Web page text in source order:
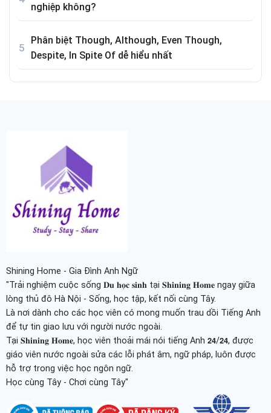
nghiệp không?
Phân biệt Though, Although, Even Though,
Despite, In Spite Of dễ hiểu nhất
Shining Home - Gia Đình Anh Ngữ
"Trải nghiệm cuộc sống 𝐃𝐮 𝐡𝐨̣𝐜 𝐬𝐢𝐧𝐡 tại 𝐒𝐡𝐢𝐧𝐢𝐧𝐠 𝐇𝐨𝐦𝐞 ngay giữa
lòng thủ đô Hà Nội - Sống, học tập, kết nối cùng Tây.
Là nơi dành cho các học viên có mong muốn trau dồi Tiếng Anh
để tự tin giao lưu với người nước ngoài.
Tại 𝐒𝐡𝐢𝐧𝐢𝐧𝐠 𝐇𝐨𝐦𝐞, học viên thoải mái nói tiếng Anh 𝟮𝟰/𝟮𝟰, được
giáo viên nước ngoài sửa các lỗi phát âm, ngữ pháp, luôn được
hỗ trợ trong việc học ngôn ngữ.
Học cùng Tây - Chơi cùng Tây"